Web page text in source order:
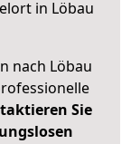
in Löbau
nach Löbau
Sie